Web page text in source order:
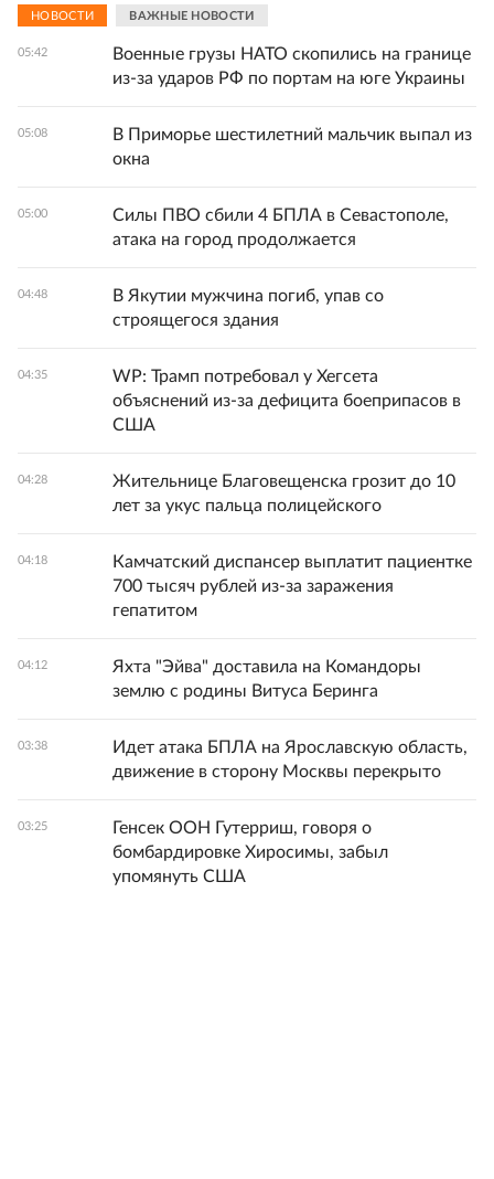
НОВОСТИ ВАЖНЫЕ НОВОСТИ
05:42
Военные грузы НАТО скопились на границе
из-за ударов РФ по портам на юге Украины
05:08
В Приморье шестилетний мальчик выпал из
окна
05:00
Силы ПВО сбили 4 БПЛА в Севастополе,
атака на город продолжается
04:48
В Якутии мужчина погиб, упав со
строящегося здания
04:35
WP: Трамп потребовал у Хегсета
объяснений из-за дефицита боеприпасов в
США
04:28
Жительнице Благовещенска грозит до 10
лет за укус пальца полицейского
04:18
Камчатский диспансер выплатит пациентке
700 тысяч рублей из-за заражения
гепатитом
04:12
Яхта "Эйва" доставила на Командоры
землю с родины Витуса Беринга
03:38
Идет атака БПЛА на Ярославскую область,
движение в сторону Москвы перекрыто
03:25
Генсек ООН Гутерриш, говоря о
бомбардировке Хиросимы, забыл
упомянуть США